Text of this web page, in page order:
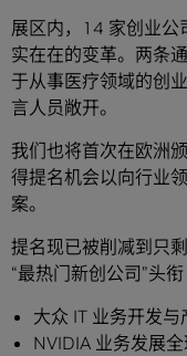
展区内，14 家创业公
实在在的变革。两条
于从事医疗领域的创
言人员敞开。
我们也将首次在欧洲
得提名机会以向行业
案。
提名现已被削减到只
“最热门新创公司”头衔
大众 IT 业务开发
NVIDIA 业务发展